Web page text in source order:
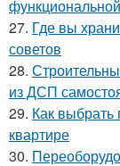
27. Где вы
советов
28.
из ДСП
29. Как
квартире
30.